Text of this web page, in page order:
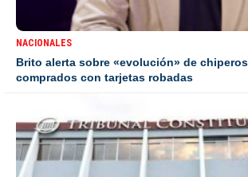
NACIONALES
Brito alerta sobre «evolución» de
comprados con tarjetas robadas